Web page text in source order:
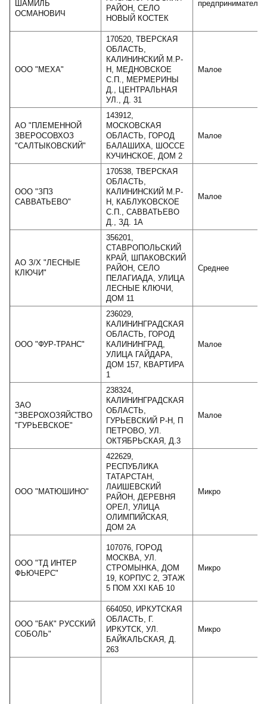
ШАМИЛЬ
ОСМАНОВИЧ
РАЙОН, СЕЛО
НОВЫЙ КОСТЕК
предприниматель
ООО "МЕХА"
170520, ТВЕРСКАЯ
ОБЛАСТЬ,
КАЛИНИНСКИЙ М.Р-
Н, МЕДНОВСКОЕ
С.П., МЕРМЕРИНЫ
Д., ЦЕНТРАЛЬНАЯ
УЛ., Д. 31
Малое
АО "ПЛЕМЕННОЙ
ЗВЕРОСОВХОЗ
"САЛТЫКОВСКИЙ"
143912,
МОСКОВСКАЯ
ОБЛАСТЬ, ГОРОД
БАЛАШИХА, ШОССЕ
КУЧИНСКОЕ, ДОМ 2
Малое
ООО "ЗПЗ
САВВАТЬЕВО"
170538, ТВЕРСКАЯ
ОБЛАСТЬ,
КАЛИНИНСКИЙ М.Р-
Н, КАБЛУКОВСКОЕ
С.П., САВВАТЬЕВО
Д., ЗД. 1А
Малое
АО З/Х "ЛЕСНЫЕ
КЛЮЧИ"
356201,
СТАВРОПОЛЬСКИЙ
КРАЙ, ШПАКОВСКИЙ
РАЙОН, СЕЛО
ПЕЛАГИАДА, УЛИЦА
ЛЕСНЫЕ КЛЮЧИ,
ДОМ 11
Среднее
ООО "ФУР-ТРАНС"
236029,
КАЛИНИНГРАДСКАЯ
ОБЛАСТЬ, ГОРОД
КАЛИНИНГРАД,
УЛИЦА ГАЙДАРА,
ДОМ 157, КВАРТИРА
1
Малое
ЗАО
"ЗВЕРОХОЗЯЙСТВО
"ГУРЬЕВСКОЕ"
238324,
КАЛИНИНГРАДСКАЯ
ОБЛАСТЬ,
ГУРЬЕВСКИЙ Р-Н, П
ПЕТРОВО, УЛ.
ОКТЯБРЬСКАЯ, Д.3
Малое
ООО "МАТЮШИНО"
422629,
РЕСПУБЛИКА
ТАТАРСТАН,
ЛАИШЕВСКИЙ
РАЙОН, ДЕРЕВНЯ
ОРЕЛ, УЛИЦА
ОЛИМПИЙСКАЯ,
ДОМ 2А
Микро
ООО "ТД ИНТЕР
ФЬЮЧЕРС"
107076, ГОРОД
МОСКВА, УЛ.
СТРОМЫНКА, ДОМ
19, КОРПУС 2, ЭТАЖ
5 ПОМ XXI КАБ 10
Микро
ООО "БАК" РУССКИЙ
СОБОЛЬ"
664050, ИРКУТСКАЯ
ОБЛАСТЬ, Г.
ИРКУТСК, УЛ.
БАЙКАЛЬСКАЯ, Д.
263
Микро